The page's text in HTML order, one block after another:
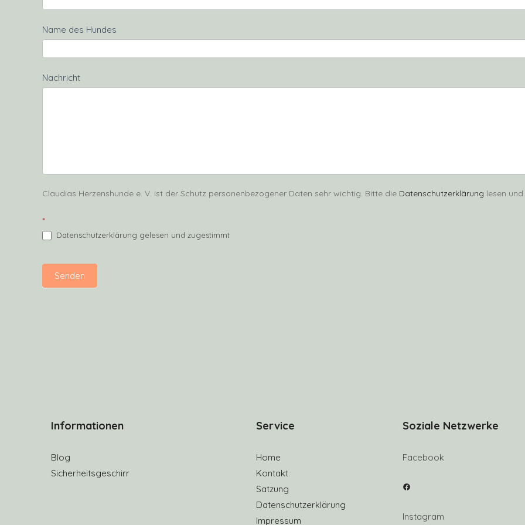
Name des Hundes
Nachricht
Claudias Herzenshunde e. V. ist der Schutz personenbezogener Daten sehr wichtig. Bitte die Datenschutzerklärung lesen
*
Datenschutzerklärung gelesen und zugestimmt
Senden
Informationen
Blog
Sicherheitsgeschirr
Service
Home
Kontakt
Satzung
Datenschutzerklärung
Impressum
Soziale Netzwerke
Facebook
Facebook
Instagram